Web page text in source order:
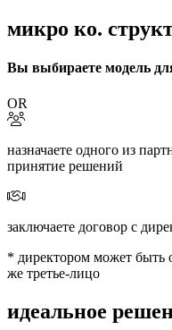
микро ко.
Вы выбираете модель
OR
назначаете одного из
принятие решений
заключаете договор с
* директором может быть
же третье-лицо
идеальное